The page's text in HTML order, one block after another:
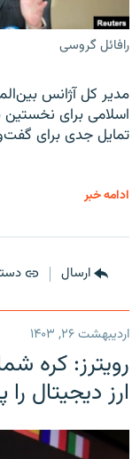
رافائل گروسی
مدیر کل آژانس
اسلامی برای
تمایل جدی برای
ادامه خبر
ارسال
اردیبهشت ۲۶, ۱۴۰۳
ارز دیجیتال